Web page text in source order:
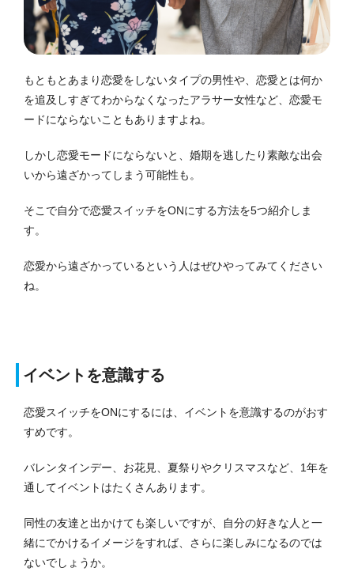
もともとあまり恋愛をしないタイプの男性や、恋愛とは何か
を追及しすぎてわからなくなったアラサー女性など、恋愛モ
ードにならないこともありますよね。
しかし恋愛モードにならないと、婚期を逃したり素敵な出会
いから遠ざかってしまう可能性も。
そこで自分で恋愛スイッチをONにする方法を5つ紹介しま
す。
恋愛から遠ざかっているという人はぜひやってみてください
ね。
イベントを意識する
恋愛スイッチをONにするには、イベントを意識するのがおす
すめです。
バレンタインデー、お花見、夏祭りやクリスマスなど、1年を
通してイベントはたくさんあります。
同性の友達と出かけても楽しいですが、自分の好きな人と一
緒にでかけるイメージをすれば、さらに楽しみになるのでは
ないでしょうか。